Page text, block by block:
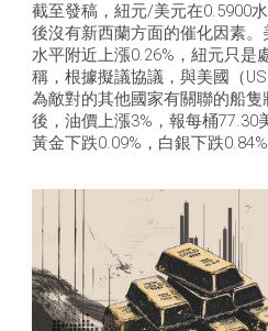
截至發稿，紐元/美元在0.5900
後沒有新西蘭方面的催化因素。
水平附近上漲0.26%，紐元只是
稱，根據擬議協議，與美國（
為敵對的其他國家有關聯的船
後，油價上漲3%，報每桶77.30
黃金下跌0.09%，白銀下跌0.84%